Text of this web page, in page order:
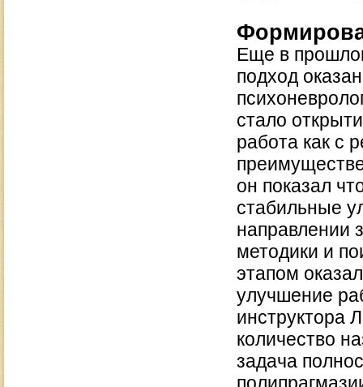
Еще в
подход
стало
работа как с
он показал
стабильные
направлении
методики и
этапом
улучшение
инструктора
количество
задача